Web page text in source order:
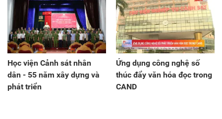
Học viện Cảnh sát nhân
dân - 55 năm xây dựng và
phát triển
Ứng dụng công nghệ số
thúc đẩy văn hóa đọc trong
CAND